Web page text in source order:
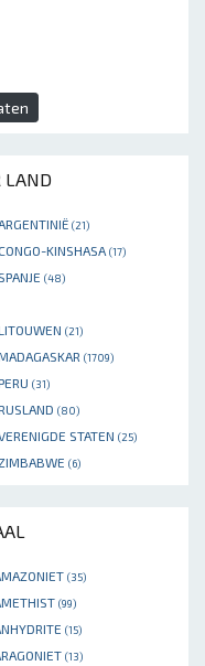
LAND
(21)
CONGO-KINSHASA (17)
SPANJE (48)
(21)
(1709)
(31)
(80)
STATEN (25)
(6)
(35)
(99)
(15)
(13)